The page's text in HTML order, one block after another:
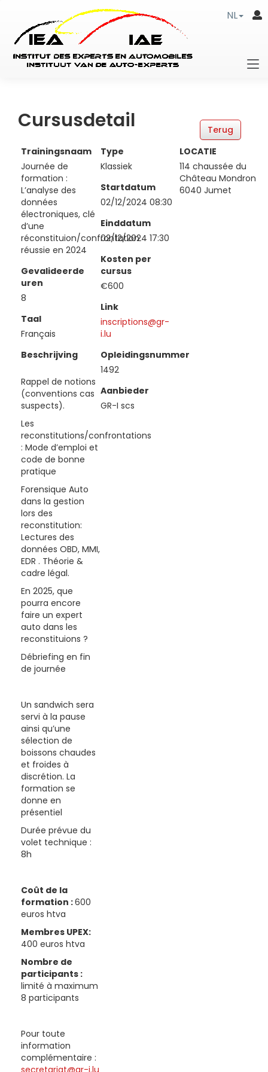
NL
Cursusdetail
Trainingsnaam
Journée de
formation :
L’analyse des
données
électroniques, clé
d’une
réconstituion/confrontation
réussie en 2024
Gevalideerde
uren
8
Taal
Français
Beschrijving
Rappel de notions
(conventions cas
suspects).
Les
reconstitutions/confrontations
: Mode d’emploi et
code de bonne
pratique
Forensique Auto
dans la gestion
lors des
reconstitution:
Lectures des
données OBD, MMI,
EDR . Théorie &
cadre légal.
En 2025, que
pourra encore
faire un expert
auto dans les
reconstituions ?
Débriefing en fin
de journée
Un sandwich sera
servi à la pause
ainsi qu’une
sélection de
boissons chaudes
et froides à
discrétion. La
formation se
donne en
présentiel
Durée prévue du
volet technique :
8h
Coût de la
formation :600
euros htva
Membres UPEX:
400 euros htva
Nombre de
participants :
limité à maximum
8 participants
Pour toute
information
complémentaire :
secretariat@gr-i.lu
Type
Klassiek
Startdatum
02/12/2024 08:30
Einddatum
02/12/2024 17:30
Kosten per
cursus
€600
Link
inscriptions@gr-
i.lu
Opleidingsnummer
1492
Aanbieder
GR-I scs
LOCATIE
114 chaussée du
Château Mondron
6040 Jumet